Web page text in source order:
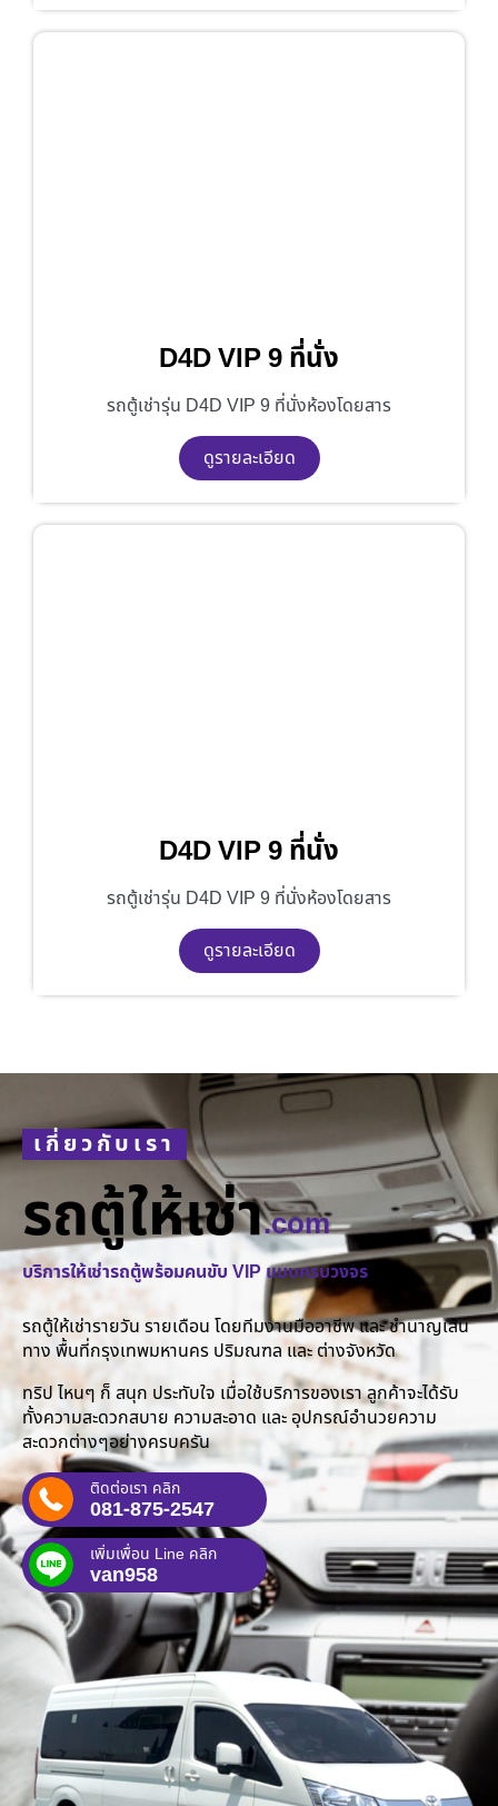
D4D VIP 9 ที่นั่ง
รถตู้เช่ารุ่น D4D VIP 9 ที่นั่งห้องโดยสาร
ดูรายละเอียด
D4D VIP 9 ที่นั่ง
รถตู้เช่ารุ่น D4D VIP 9 ที่นั่งห้องโดยสาร
ดูรายละเอียด
เกี่ยวกับเรา
รถตู้ให้เช่า.com
บริการให้เช่ารถตู้พร้อมคนขับ VIP แบบครบวงจร
รถตู้ให้เช่ารายวัน รายเดือน โดยทีมงานมืออาชีพ และ ชำนาญเส้น
ทาง พื้นที่กรุงเทพมหานคร ปริมณฑล และ ต่างจังหวัด
ทริป ไหนๆ ก็ สนุก ประทับใจ เมื่อใช้บริการของเรา ลูกค้าจะได้รับ
ทั้งความสะดวกสบาย ความสะอาด และ อุปกรณ์อำนวยความ
สะดวกต่างๆอย่างครบครัน
ติดต่อเรา คลิก
081-875-2547
เพิ่มเพื่อน Line คลิก
van958